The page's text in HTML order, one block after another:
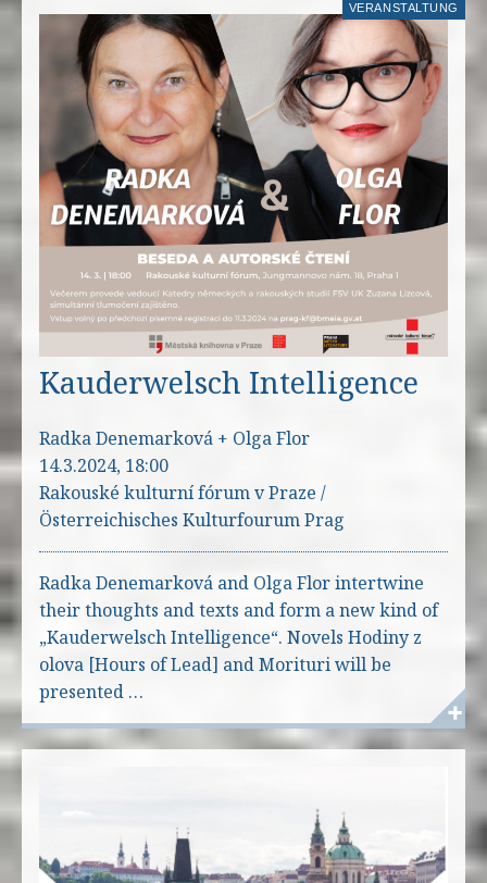
VERANSTALTUNG
Kauderwelsch Intelligence
Radka Denemarková + Olga Flor
14.3.2024, 18:00
Rakouské kulturní fórum v Praze /
Österreichisches Kulturfourum Prag
Radka Denemarková and Olga Flor intertwine
their thoughts and texts and form a new kind of
„Kauderwelsch Intelligence“. Novels Hodiny z
olova [Hours of Lead] and Morituri will be
presented …